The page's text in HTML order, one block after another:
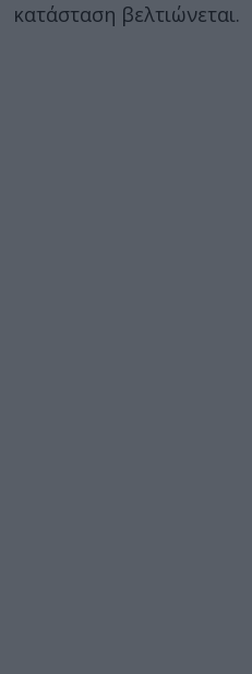
κατάσταση βελτιώνεται.